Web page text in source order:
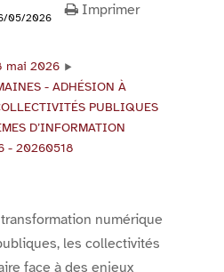
05/2026 Imprimer
mai 2026
- ADHÉSION À
PUBLIQUES
D’INFORMATION
- 20260518
numérique
les collectivités
face à des enjeux